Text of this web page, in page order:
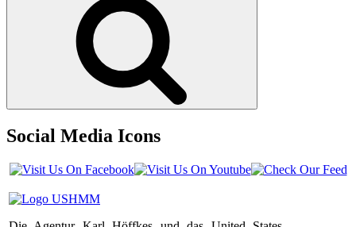
Social Media Icons